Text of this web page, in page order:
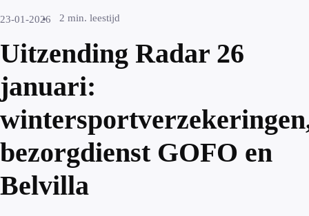
23-01-2026 2 min. leestijd
Uitzending Radar 26
januari:
bezorgdienst GOFO en
Belvilla